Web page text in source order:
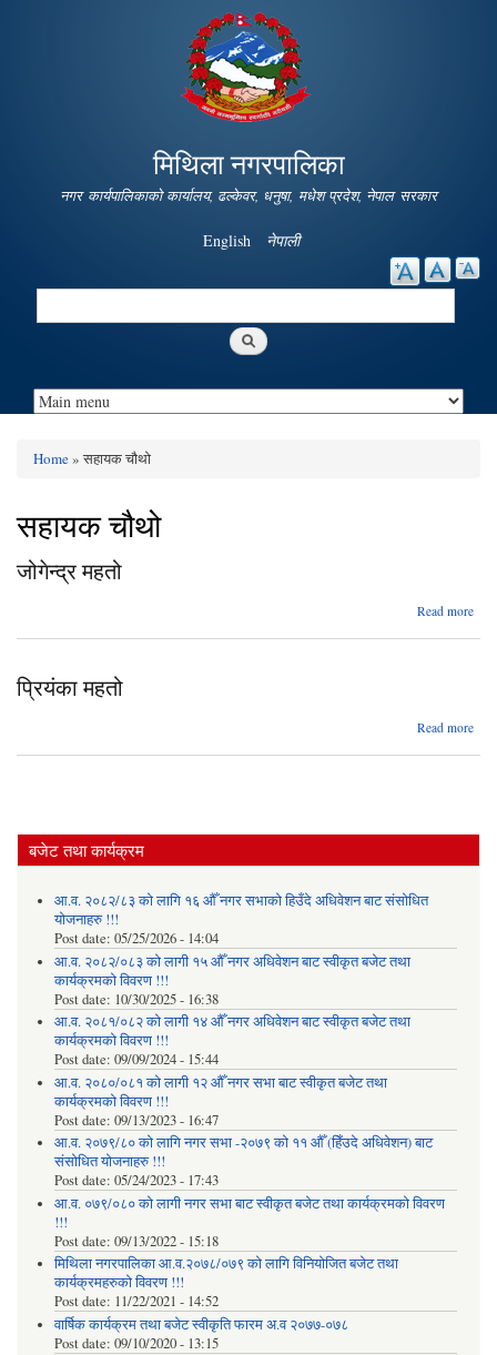
Skip to
main
content
मिथिला नगरपालिका
नगर कार्यपालिकाको कार्यालय, ढल्केवर, धनुषा, मधेश प्रदेश, नेपाल सरकार
English नेपाली
Search
Home» सहायक चौथो
सहायक चौथो
जोगेन्द्र महतो
Read more
प्रियंका महतो
Read more
बजेट तथा कार्यक्रम
आ.व. २०८२/८३ को लागि १६ औँ नगर सभाको हिउँदे अधिवेशन बाट संसोधित
योजनाहरु !!!
Post date: 05/25/2026 - 14:04
आ.व. २०८२/०८३ को लागी १५ औँ नगर अधिवेशन बाट स्वीकृत बजेट तथा
कार्यक्रमको विवरण !!!
Post date: 10/30/2025 - 16:38
आ.व. २०८१/०८२ को लागी १४ औँ नगर अधिवेशन बाट स्वीकृत बजेट तथा
कार्यक्रमको विवरण !!!
Post date: 09/09/2024 - 15:44
आ.व. २०८०/०८१ को लागी १२ औँ नगर सभा बाट स्वीकृत बजेट तथा
कार्यक्रमको विवरण !!!
Post date: 09/13/2023 - 16:47
आ.व. २०७९/८० को लागि नगर सभा -२०७९ को ११ औँ (हिँउदे अधिवेशन) बाट
संसोधित योजनाहरु !!!
Post date: 05/24/2023 - 17:43
आ.व. ०७९/०८० को लागी नगर सभा बाट स्वीकृत बजेट तथा कार्यक्रमको विवरण
!!!
Post date: 09/13/2022 - 15:18
मिथिला नगरपालिका आ.व.२०७८/०७९ को लागि विनियोजित बजेट तथा
कार्यक्रमहरुको विवरण !!!
Post date: 11/22/2021 - 14:52
वार्षिक कार्यक्रम तथा बजेट स्वीकृति फारम अ.व २०७७-०७८
Post date: 09/10/2020 - 13:15